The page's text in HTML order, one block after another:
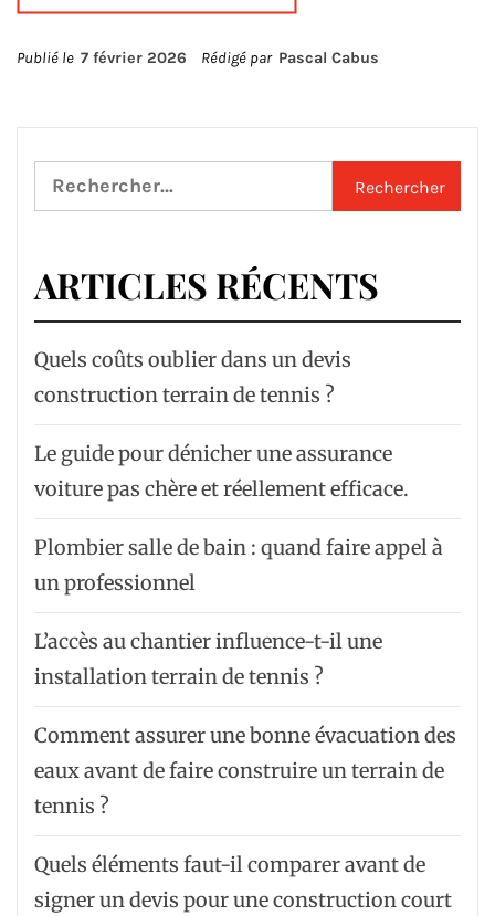
Publié le 7 février 2026 Rédigé par Pascal Cabus
Rechercher :
ARTICLES RÉCENTS
Quels coûts oublier dans un devis
construction terrain de tennis ?
Le guide pour dénicher une assurance
voiture pas chère et réellement efficace.
Plombier salle de bain : quand faire appel à
un professionnel
L’accès au chantier influence-t-il une
installation terrain de tennis ?
Comment assurer une bonne évacuation des
eaux avant de faire construire un terrain de
tennis ?
Quels éléments faut-il comparer avant de
signer un devis pour une construction court